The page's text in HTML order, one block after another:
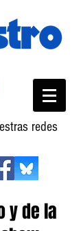
redes
y de la